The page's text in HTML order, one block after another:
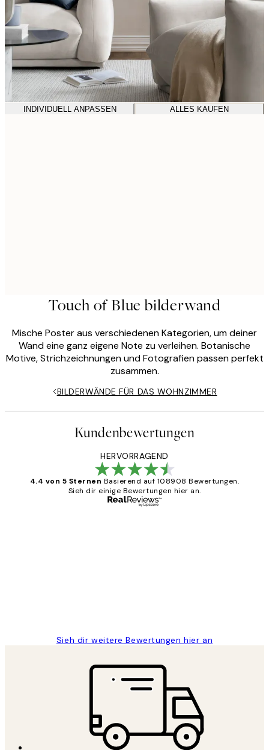
INDIVIDUELL ANPASSEN ALLES KAUFEN
Touch of Blue bilderwand
Mische Poster aus verschiedenen Kategorien, um deiner
Wand eine ganz eigene Note zu verleihen. Botanische
Motive, Strichzeichnungen und Fotografien passen perfekt
zusammen.
BILDERWÄNDE FÜR DAS WOHNZIMMER
Kundenbewertungen
HERVORRAGEND
4.4 von 5 Sternen Basierend auf 108908 Bewertungen.
Sieh dir einige Bewertungen hier an.
Sieh dir weitere Bewertungen hier an